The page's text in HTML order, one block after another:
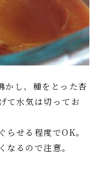
かし、種をとった杏
て水気は切ってお
せる程度でOK。
るので注意。